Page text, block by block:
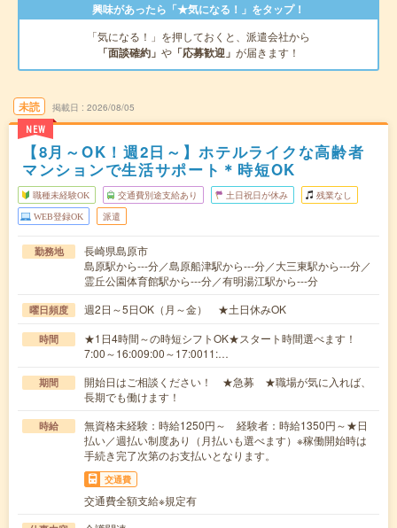
興味があったら「★気になる！」をタップ！
「気になる！」を押しておくと、派遣会社から
「面談確約」 や 「応募歓迎」 が届きます！
未読
NEW
掲載日 2026/08/05
【8月～OK！週2日～】ホテルライクな高齢者
マンションで生活サポート＊時短OK
職種未経験OK 交通費別途支給あり 土日祝日が休み 残業なし
WEB登録OK 派遣
勤務地
長崎県島原市
島原駅から---分／島原船津駅から---分／大三東駅から---分／
霊丘公園体育館駅から---分／有明湯江駅から---分
曜日頻度 週2日～5日OK（月～金） ★土日休みOK
時間
★1日4時間～の時短シフトOK★スタート時間選べます！
7:00～16:009:00～17:0011:…
期間
開始日はご相談ください！ ★急募 ★職場が気に入れば、
長期でも働けます！
時給
無資格未経験：時給1250円～ 経験者：時給1350円～★日
払い／週払い制度あり（月払いも選べます）※稼働開始時は
手続き完了次第のお支払いとなります。
交通費
交通費全額支給※規定有